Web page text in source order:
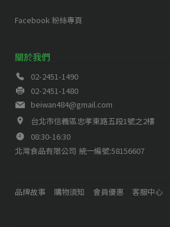
關於我們
02-2451-1490
02-2451-1480
beiwan484@gmail.com
台北市信義區忠孝東路五段1號之2樓
08:30-16:30
北灣食品有限公司 統一編號:58156607
品牌故事 購物須知 會員優惠 客服中心
Facebook 粉絲專頁